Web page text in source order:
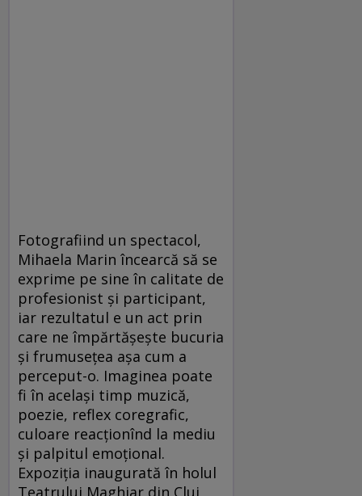
Fotografiind un spectacol,
Mihaela Marin încearcă să se
exprime pe sine în calitate de
profesionist şi participant,
iar rezultatul e un act prin
care ne împărtăşeşte bucuria
şi frumuseţea aşa cum a
perceput-o. Imaginea poate
fi în acelaşi timp muzică,
poezie, reflex coregrafic,
culoare reacţionînd la mediu
şi palpitul emoţional.
Expoziţia inaugurată în holul